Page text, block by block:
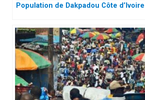
Population de Dakpadou Côte d’Ivoire